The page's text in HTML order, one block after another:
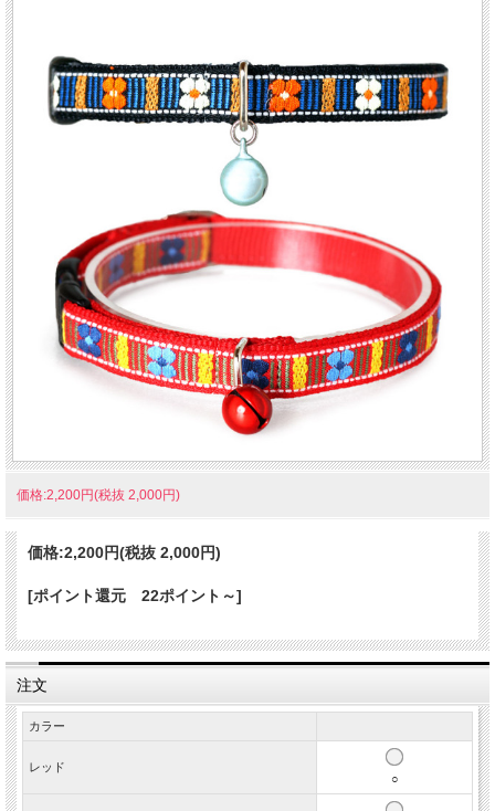
優しい素材のキャットカラー
キャットカラー タイルフラワー
猫の暮らしのキャットカラーは、豊富なバリエーションで必ずおうちのニャンコ
に似合うカラーが見つかります。毛と肌を痛めない肌当たりの柔らかな素材を使
いながらもしっかりと丁寧な縫製で丈夫に作られています。バックルは負荷がか
かると外れる安全設計です。
古風な配色に可愛らしいお花が並んだレトロモダンなデザインです。
価格:2,200円(税抜 2,000円)
価格:2,200円(税抜 2,000円)
[ポイント還元 22ポイント～]
注文
カラー
レッド
○